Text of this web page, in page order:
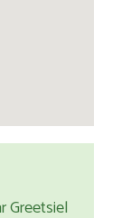
Greetsiel